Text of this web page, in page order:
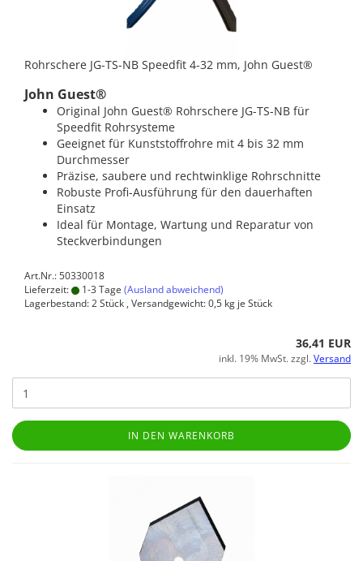
Rohrschere JG-TS-NB Speedfit 4-32 mm, John Guest®
John Guest®
Original John Guest® Rohrschere JG-TS-NB für
Speedfit Rohrsysteme
Geeignet für Kunststoffrohre mit 4 bis 32 mm
Durchmesser
Präzise, saubere und rechtwinklige Rohrschnitte
Robuste Profi-Ausführung für den dauerhaften
Einsatz
Ideal für Montage, Wartung und Reparatur von
Steckverbindungen
Art.Nr.: 50330018
Lieferzeit:
1-3 Tage (Ausland abweichend)
Lagerbestand: 2 Stück , Versandgewicht:0,5 kg je Stück
36,41 EUR
inkl. 19% MwSt. zzgl.Versand
IN DEN WARENKORB